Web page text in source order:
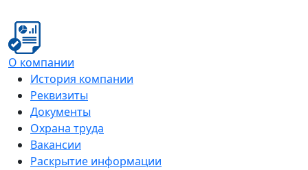
О компании
История компании
Реквизиты
Документы
Охрана труда
Вакансии
Раскрытие информации